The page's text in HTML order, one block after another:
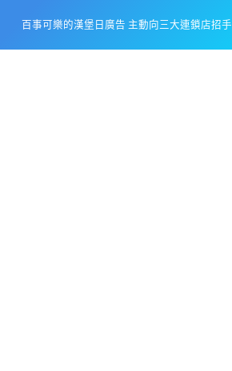
content
百事可樂的漢堡日廣告 主動向三大連鎖店招手